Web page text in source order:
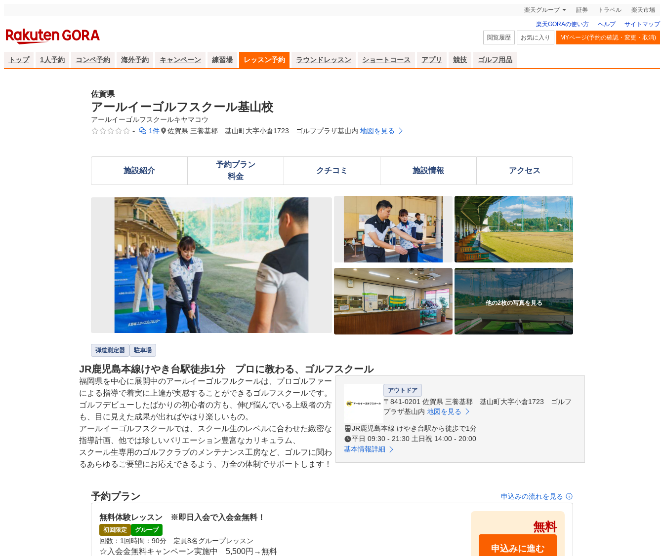
楽天グループ 証券 トラベル 楽天市場
楽天GORAの使い方 ヘルプ
サイトマップ
閲覧履歴
お気に入り MYページ(予約の確認・変更・取消)
トップ 1人予約 コンペ予約 海外予約 キャンペーン 練習場 レッスン予約 ラウンドレッスン ショートコース アプリ 競技 ゴルフ用品
佐賀県
アールイーゴルフスクール基山校
アールイーゴルフスクールキヤマコウ
- 1件 佐賀県 三養基郡 基山町大字小倉1723 ゴルフプラザ基山内 地図を見る
施設紹介
予約プラン
料金
クチコミ 施設情報 アクセス
他の2枚の写真を見る
弾道測定器 駐車場
JR鹿児島本線けやき台駅徒歩1分 プロに教わる、ゴルフスクール
福岡県を中心に展開中のアールイーゴルフルクールは、プロゴルファー
による指導で着実に上達が実感することができるゴルフスクールです。
ゴルフデビューしたばかりの初心者の方も、伸び悩んでいる上級者の方
も、目に見えた成果が出ればやはり楽しいもの。
アールイーゴルフスクールでは、スクール生のレベルに合わせた緻密な
指導計画、他では珍しいバリエーション豊富なカリキュラム、
スクール生専用のゴルフクラブのメンテナンス工房など、ゴルフに関わ
るあらゆるご要望にお応えできるよう、万全の体制でサポートします！
アウトドア
〒841-0201 佐賀県 三養基郡 基山町大字小倉1723 ゴルフ
プラザ基山内 地図を見る
JR鹿児島本線 けやき台駅から徒歩で1分
平日 09:30 - 21:30 土日祝 14:00 - 20:00
基本情報詳細
予約プラン 申込みの流れを見る
無料体験レッスン　※即日入会で入会金無料！
初回限定 グループ
回数 1回時間 90分　定員8名グループレッスン
☆入会金無料キャンペーン実施中　5,500円→無料
無料
申込みに進む